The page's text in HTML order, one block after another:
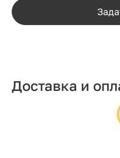
Доставка и